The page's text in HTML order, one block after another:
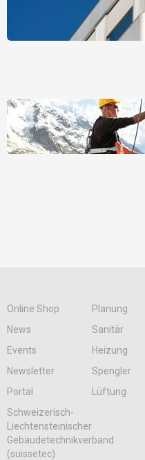
Online Shop
Planung
News
Sanitär
Events
Heizung
Newsletter
Spengler
Portal
Lüftung
Schweizerisch-
Liechtensteinischer
Gebäudetechnikverband
(suissetec)